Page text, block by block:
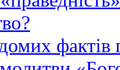
фактів